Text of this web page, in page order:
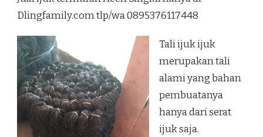
ACEH
Dlingfamily.com tlp/wa 0895376117448
Tali ijuk ijuk
merupakan tali
alami yang bahan
pembuatanya
hanya dari serat
ijuk saja.